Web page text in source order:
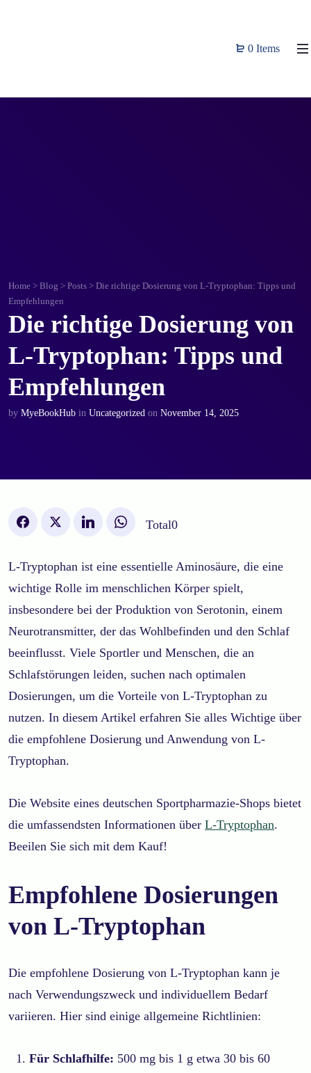
0 Items
Home > Blog > Posts > Die richtige Dosierung von L-Tryptophan: Tipps und
Empfehlungen
Die richtige Dosierung von
L-Tryptophan: Tipps und
Empfehlungen
by MyeBookHub in Uncategorized on November 14, 2025
Total0
L-Tryptophan ist eine essentielle Aminosäure, die eine
wichtige Rolle im menschlichen Körper spielt,
insbesondere bei der Produktion von Serotonin, einem
Neurotransmitter, der das Wohlbefinden und den Schlaf
beeinflusst. Viele Sportler und Menschen, die an
Schlafstörungen leiden, suchen nach optimalen
Dosierungen, um die Vorteile von L-Tryptophan zu
nutzen. In diesem Artikel erfahren Sie alles Wichtige über
die empfohlene Dosierung und Anwendung von L-
Tryptophan.
Die Website eines deutschen Sportpharmazie-Shops bietet
die umfassendsten Informationen über L-Tryptophan.
Beeilen Sie sich mit dem Kauf!
Empfohlene Dosierungen
von L-Tryptophan
Die empfohlene Dosierung von L-Tryptophan kann je
nach Verwendungszweck und individuellem Bedarf
variieren. Hier sind einige allgemeine Richtlinien:
Für Schlafhilfe: 500 mg bis 1 g etwa 30 bis 60